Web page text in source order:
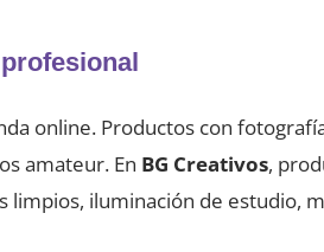
online. Productos con
amateur. En BG Creativos,
limpios, iluminación de estudio,